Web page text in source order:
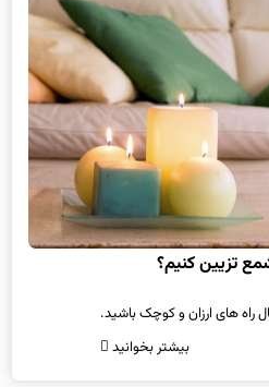
تزیین کنیم؟
راه های ارزان و کوچک باشید.
بیشتر بخوانید